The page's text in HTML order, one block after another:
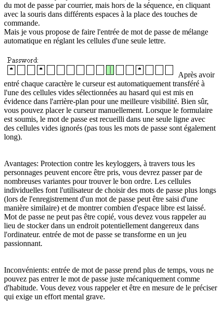
du mot de passe par courrier, mais hors de la séquence, en cliquant
avec la souris dans différents espaces à la place des touches de
commande.
Mais je vous propose de faire l'entrée de mot de passe de mélange
automatique en réglant les cellules d'une seule lettre.
Après avoir
entré chaque caractère le curseur est automatiquement transféré à
l'une des cellules vides sélectionnées au hasard qui est mis en
évidence dans l'arrière-plan pour une meilleure visibilité. Bien sûr,
vous pouvez placer le curseur manuellement. Lorsque le formulaire
est soumis, le mot de passe est recueilli dans une seule ligne avec
des cellules vides ignorés (pas tous les mots de passe sont également
long).
Avantages: Protection contre les keyloggers, à travers tous les
personnages peuvent encore être pris, vous devrez passer par de
nombreuses variantes pour trouver le bon ordre. Les cellules
individuelles font l'utilisateur de choisir des mots de passe plus longs
(lors de l'enregistrement d'un mot de passe peut être saisi d'une
manière similaire) et de montrer combien d'espace libre est laissé.
Mot de passe ne peut pas être copié, vous devez vous rappeler au
lieu de stocker dans un endroit potentiellement dangereux dans
l'ordinateur. entrée de mot de passe se transforme en un jeu
passionnant.
Inconvénients: entrée de mot de passe prend plus de temps, vous ne
pouvez pas entrer le mot de passe juste mécaniquement comme
d'habitude. Vous devez vous rappeler et être en mesure de le préciser
qui exige un effort mental grave.